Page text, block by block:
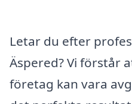
Letar du efter
Äspered? Vi förstår
företag kan vara